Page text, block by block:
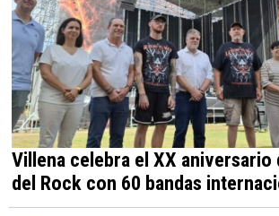
Villena celebra el XX aniversario
del Rock con 60 bandas